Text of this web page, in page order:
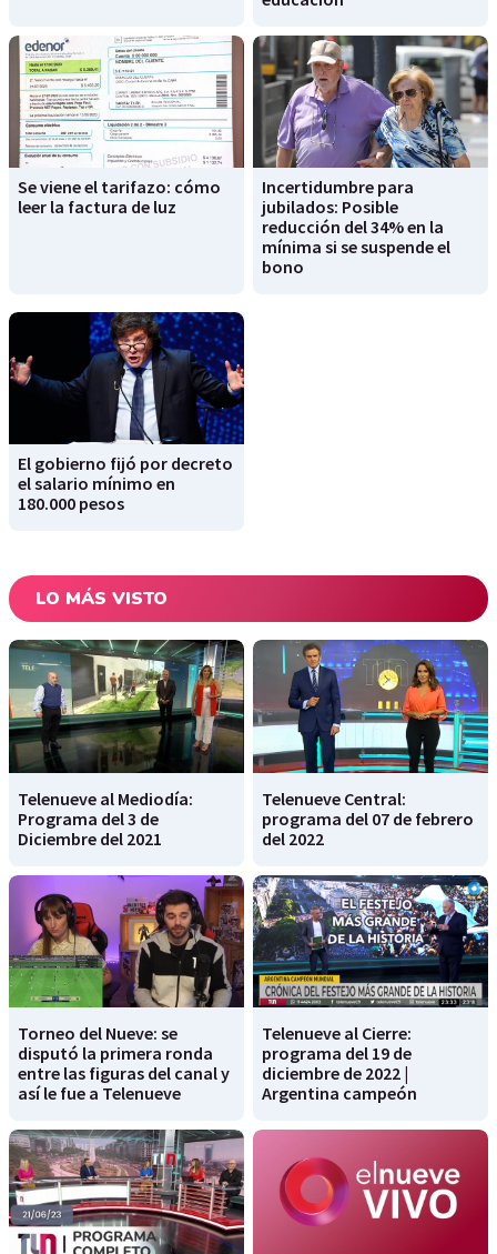
Se viene el tarifazo: cómo
leer la factura de luz
Incertidumbre para
jubilados: Posible
reducción del 34% en la
mínima si se suspende el
bono
El gobierno fijó por decreto
el salario mínimo en
180.000 pesos
LO MÁS VISTO
Telenueve al Mediodía:
Programa del 3 de
Diciembre del 2021
Telenueve Central:
programa del 07 de febrero
del 2022
Torneo del Nueve: se
disputó la primera ronda
entre las figuras del canal y
así le fue a Telenueve
Telenueve al Cierre:
programa del 19 de
diciembre de 2022 |
Argentina campeón